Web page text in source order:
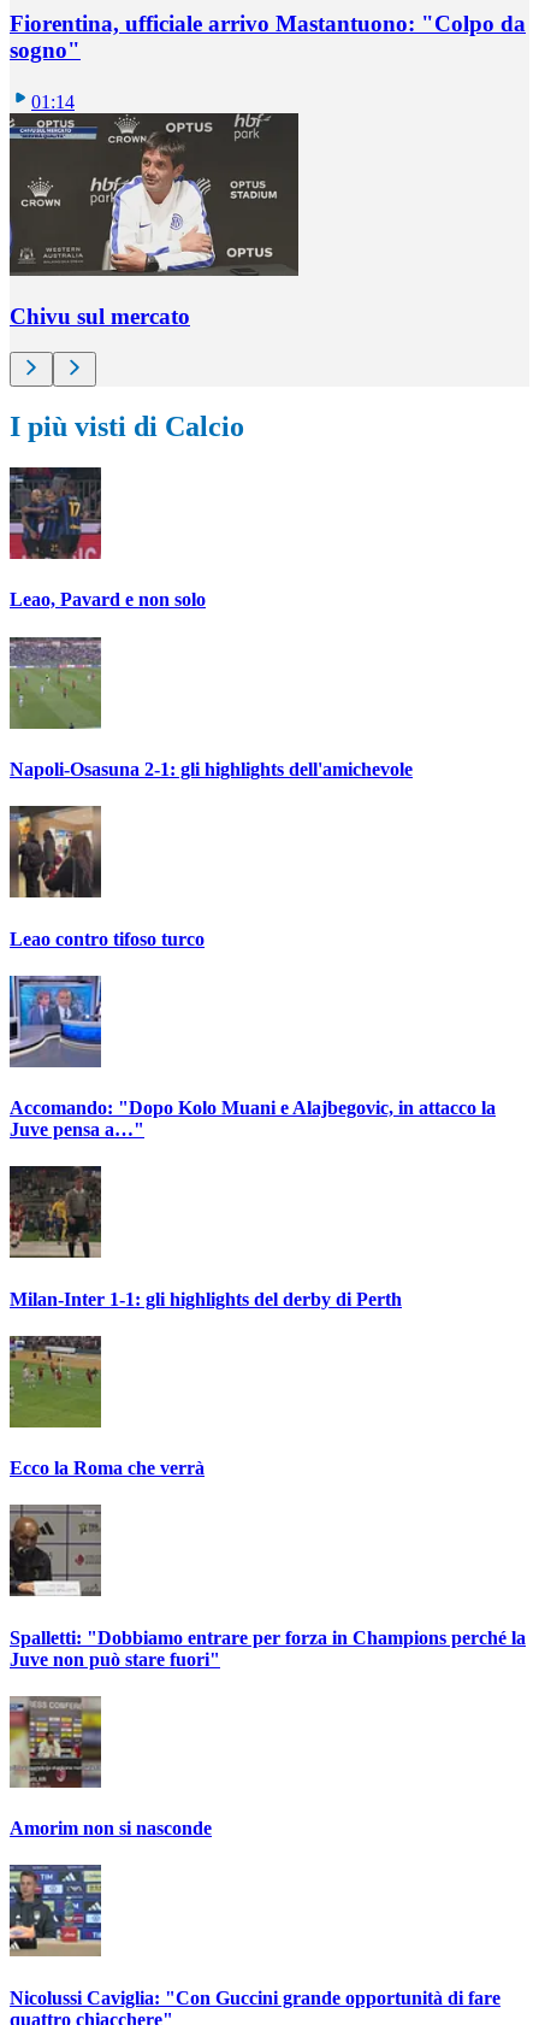
Fiorentina, ufficiale arrivo Mastantuono: "Colpo da
sogno"
01:14
Chivu sul mercato
I più visti di Calcio
Leao, Pavard e non solo
Napoli-Osasuna 2-1: gli highlights dell'amichevole
Leao contro tifoso turco
Accomando: "Dopo Kolo Muani e Alajbegovic, in attacco la
Juve pensa a…"
Milan-Inter 1-1: gli highlights del derby di Perth
Ecco la Roma che verrà
Spalletti: "Dobbiamo entrare per forza in Champions perché la
Juve non può stare fuori"
Amorim non si nasconde
Nicolussi Caviglia: "Con Guccini grande opportunità di fare
quattro chiacchere"